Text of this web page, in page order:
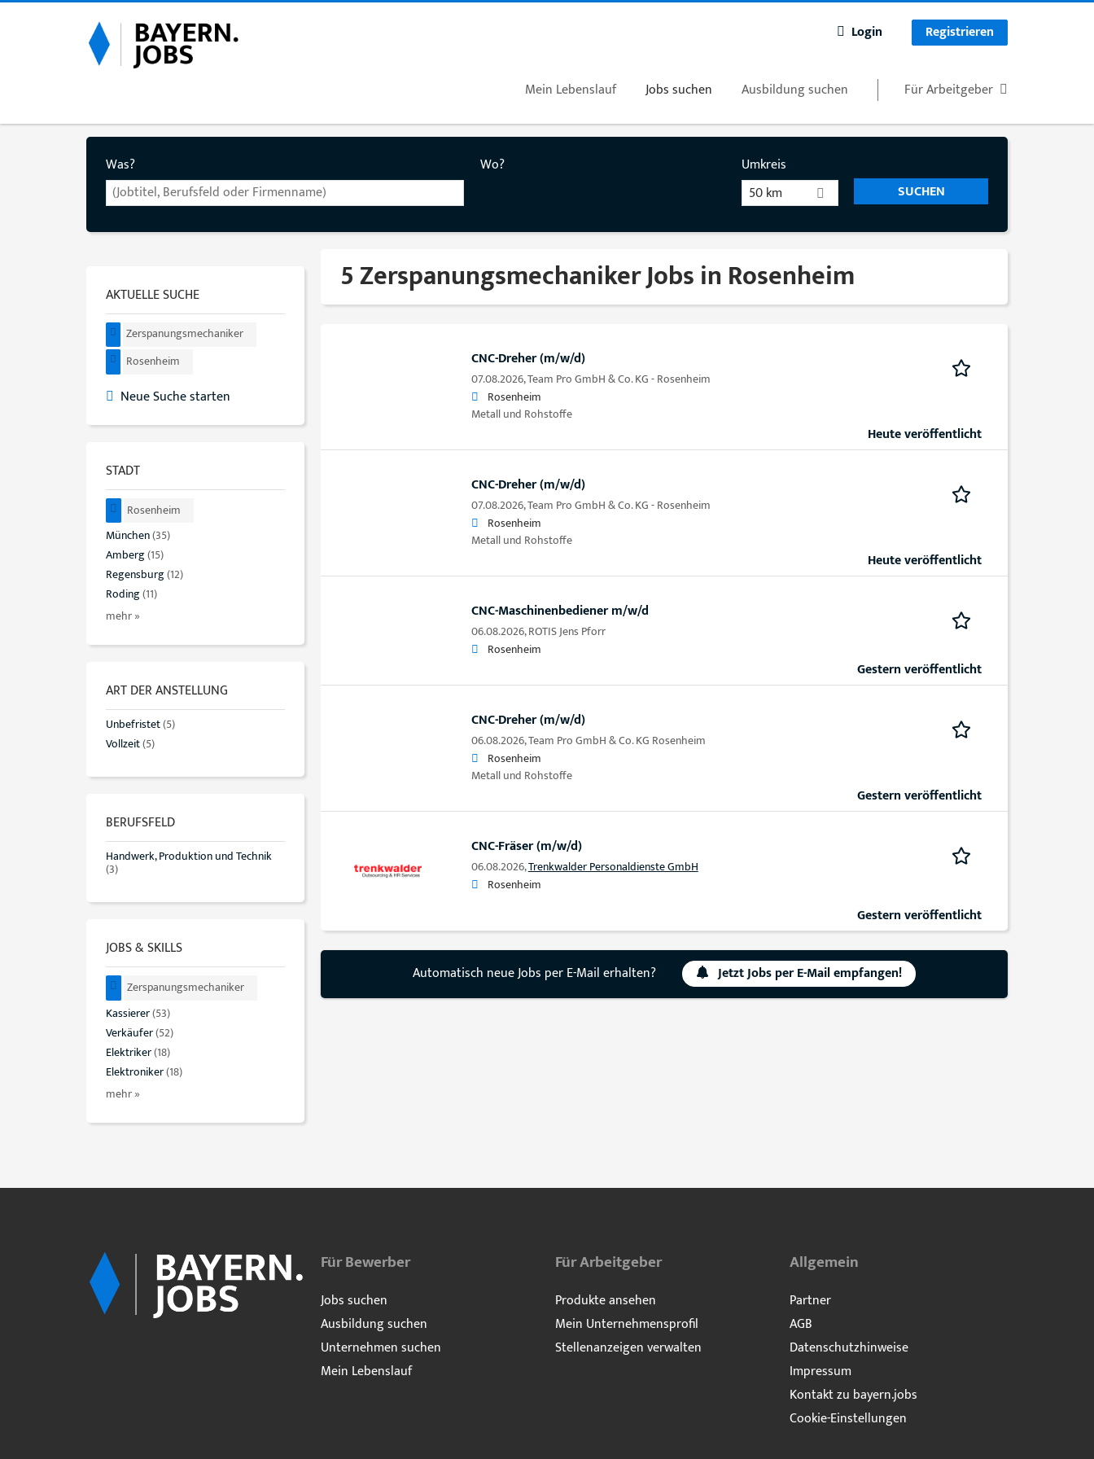
Login Registrieren
Mein Lebenslauf Jobs suchen Ausbildung suchen Für Arbeitgeber
Was? Wo?
Umkreis
50 km
5 Zerspanungsmechaniker Jobs in Rosenheim
CNC-Dreher (m/w/d)
07.08.2026,Team Pro GmbH & Co. KG - Rosenheim
Rosenheim
Metall und Rohstoffe
Heute veröffentlicht
CNC-Dreher (m/w/d)
07.08.2026,Team Pro GmbH & Co. KG - Rosenheim
Rosenheim
Metall und Rohstoffe
Heute veröffentlicht
CNC-Maschinenbediener m/w/d
06.08.2026,ROTIS Jens Pforr
Rosenheim
Gestern veröffentlicht
CNC-Dreher (m/w/d)
06.08.2026,Team Pro GmbH & Co. KG Rosenheim
Rosenheim
Metall und Rohstoffe
Gestern veröffentlicht
CNC-Fräser (m/w/d)
06.08.2026,Trenkwalder Personaldienste GmbH
Rosenheim
Gestern veröffentlicht
Automatisch neue Jobs per E-Mail erhalten? Jetzt Jobs per E-Mail empfangen!
AKTUELLE SUCHE
Zerspanungsmechaniker
Rosenheim
Neue Suche starten
STADT
Rosenheim
München(35)
Amberg(15)
Regensburg(12)
Roding(11)
mehr »
ART DER ANSTELLUNG
Unbefristet(5)
Vollzeit(5)
BERUFSFELD
Handwerk, Produktion und Technik
(3)
JOBS & SKILLS
Zerspanungsmechaniker
Kassierer(53)
Verkäufer(52)
Elektriker(18)
Elektroniker(18)
mehr »
Für Bewerber
Jobs suchen
Ausbildung suchen
Unternehmen suchen
Mein Lebenslauf
Für Arbeitgeber
Produkte ansehen
Mein Unternehmensprofil
Stellenanzeigen verwalten
Allgemein
Partner
AGB
Datenschutzhinweise
Impressum
Kontakt zu bayern.jobs
Cookie-Einstellungen